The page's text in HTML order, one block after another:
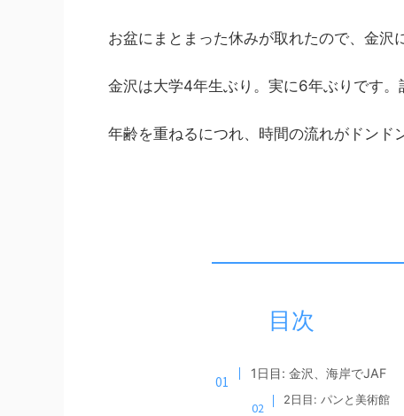
お盆にまとまった休みが取れたので、金沢
金沢は大学4年生ぶり。実に6年ぶりです。
年齢を重ねるにつれ、時間の流れがドンド
目次
1日目: 金沢、海岸でJAF
2日目: パンと美術館